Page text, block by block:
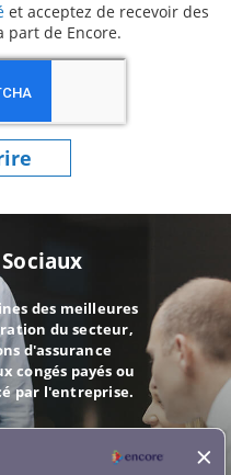
(ce contenu s’ouvre dans
et acceptez de recevoir des
part de Encore.
des meilleures
du secteur,
d'assurance
congés payés ou
par l'entreprise.